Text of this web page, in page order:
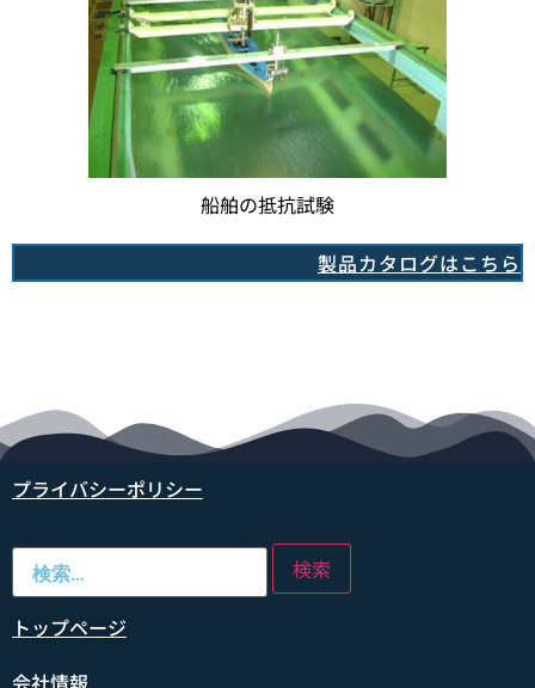
船舶の抵抗試験
製品カタログはこちら
プライバシーポリシー
トップページ